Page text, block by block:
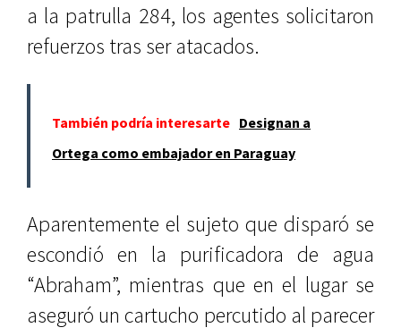
a la patrulla 284, los agentes solicitaron
refuerzos tras ser atacados.
También podría interesarte Designan a
Ortega como embajador en Paraguay
Aparentemente el sujeto que disparó se
escondió en la purificadora de agua
“Abraham”, mientras que en el lugar se
aseguró un cartucho percutido al parecer